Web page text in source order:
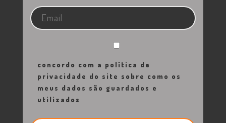
concordo com a política de
privacidade do site sobre como os
meus dados são guardados e
utilizados